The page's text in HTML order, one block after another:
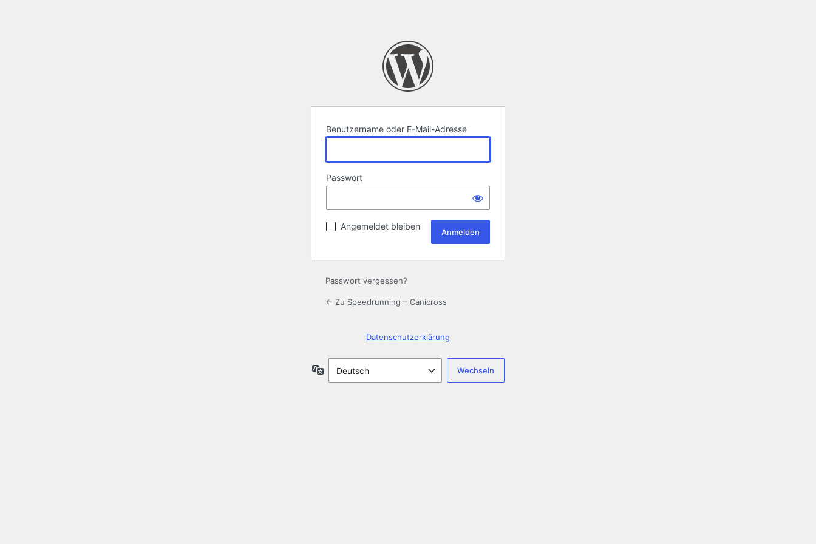
Benutzername oder E-Mail-Adresse
Passwort
Angemeldet bleiben
Passwort vergessen?
← Zu Speedrunning – Canicross
Datenschutzerklärung
Sprache